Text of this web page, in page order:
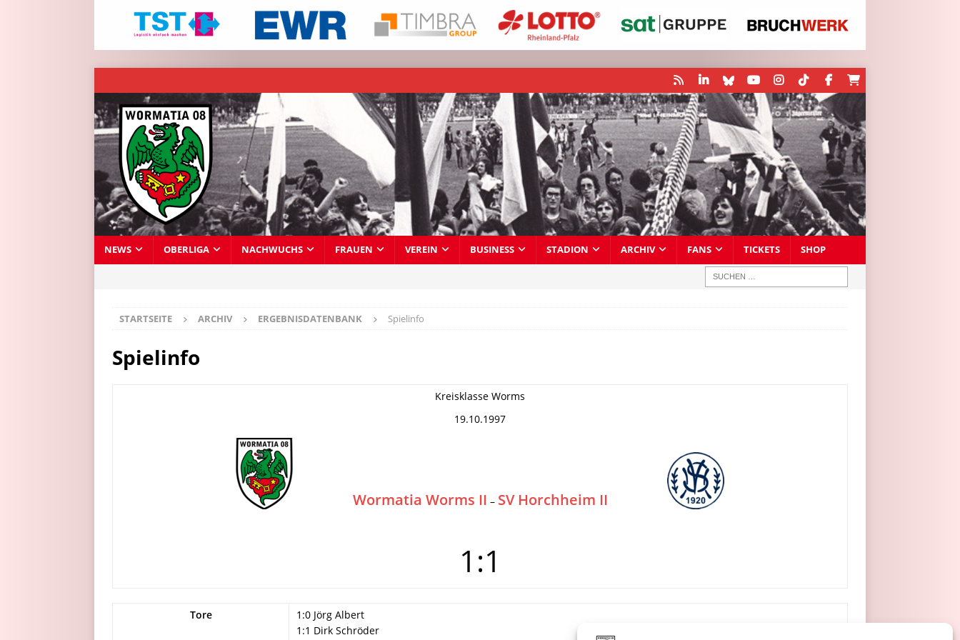
NEWS OBERLIGA NACHWUCHS FRAUEN VEREIN BUSINESS STADION ARCHIV FANS TICKETS SHOP
STARTSEITE ARCHIV ERGEBNISDATENBANK Spielinfo
Spielinfo
Kreisklasse Worms
19.10.1997
Wormatia Worms II – SV Horchheim II
1:1
Tore
1:0 Jörg Albert
1:1 Dirk Schröder